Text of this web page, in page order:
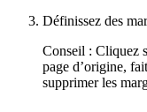
Définissez des
Conseil : Cliquez
page d’origine,
supprimer les